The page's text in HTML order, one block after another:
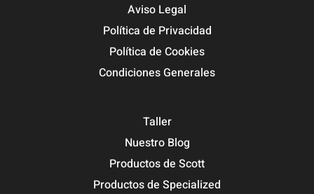
Aviso Legal
Política de Privacidad
Política de Cookies
Condiciones Generales
Taller
Nuestro Blog
Productos de Scott
Productos de Specialized